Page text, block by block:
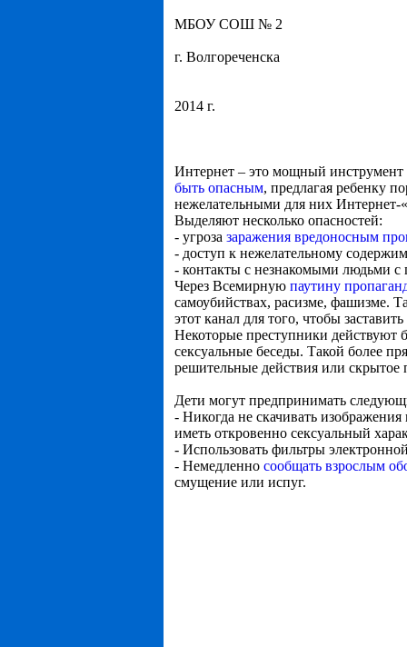
МБОУ СОШ № 2
г. Волгореченска
2014 г.
Интернет – это мощный
быть опасным, предлагая ребенку
нежелательными для них Интернет-
Выделяют несколько опасностей:
- угроза заражения вредоносным
- доступ к нежелательному
- контакты с незнакомыми людьми
Через Всемирную паутину
самоубийствах, расизме, фашизме.
этот канал для того, чтобы
Некоторые преступники действуют
сексуальные беседы. Такой более
решительные действия или скрытое
Дети могут предпринимать
- Никогда не скачивать
иметь откровенно сексуальный
- Использовать фильтры
- Немедленно сообщать взрослым
смущение или испуг.